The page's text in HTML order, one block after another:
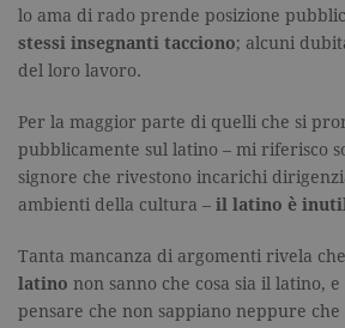
lo ama di rado prende posizione
stessi insegnanti tacciono; alcuni
del loro lavoro.
Per la maggior parte di quelli che si
pubblicamente sul latino – mi riferisco
signore che rivestono incarichi
ambienti della cultura – il latino è
Tanta mancanza di argomenti rivela
latino non sanno che cosa sia il latino,
pensare che non sappiano neppure che